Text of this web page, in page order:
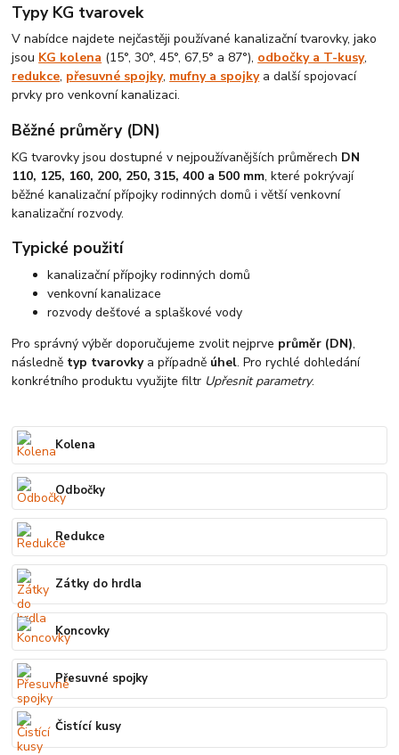
Typy KG tvarovek
V nabídce najdete nejčastěji používané kanalizační tvarovky, jako
jsou KG kolena (15°, 30°, 45°, 67,5° a 87°), odbočky a T-kusy,
redukce, přesuvné spojky, mufny a spojkya další spojovací
prvky pro venkovní kanalizaci.
Běžné průměry (DN)
KG tvarovky jsou dostupné v nejpoužívanějších průměrech DN
110, 125, 160, 200, 250, 315, 400 a 500 mm, které pokrývají
běžné kanalizační přípojky rodinných domů i větší venkovní
kanalizační rozvody.
Typické použití
kanalizační přípojky rodinných domů
venkovní kanalizace
rozvody dešťové a splaškové vody
Pro správný výběr doporučujeme zvolit nejprve průměr (DN),
následně typ tvarovkya případně úhel. Pro rychlé dohledání
konkrétního produktu využijte filtr Upřesnit parametry.
Kolena
Odbočky
Redukce
Zátky do hrdla
Koncovky
Přesuvné spojky
Čistící kusy